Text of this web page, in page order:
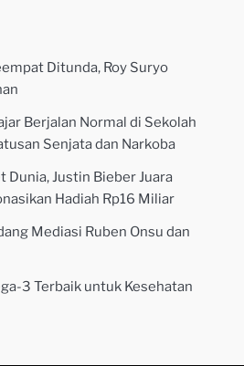
Ditunda, Roy Suryo
Berjalan Normal di Sekolah
Senjata dan Narkoba
Dunia, Justin Bieber Juara
Hadiah Rp16 Miliar
Mediasi Ruben Onsu dan
3 Terbaik untuk Kesehatan